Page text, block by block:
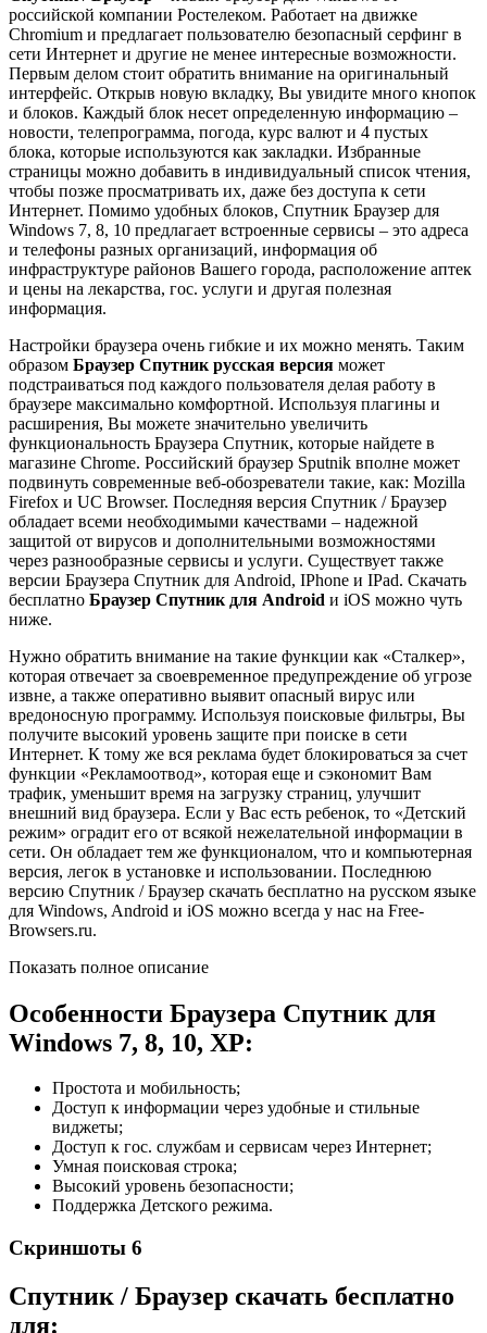
российской компании Ростелеком. Работает на движке
Chromium и предлагает пользователю безопасный серфинг в
сети Интернет и другие не менее интересные возможности.
Первым делом стоит обратить внимание на оригинальный
интерфейс. Открыв новую вкладку, Вы увидите много кнопок
и блоков. Каждый блок несет определенную информацию –
новости, телепрограмма, погода, курс валют и 4 пустых
блока, которые используются как закладки. Избранные
страницы можно добавить в индивидуальный список чтения,
чтобы позже просматривать их, даже без доступа к сети
Интернет. Помимо удобных блоков, Спутник Браузер для
Windows 7, 8, 10 предлагает встроенные сервисы – это адреса
и телефоны разных организаций, информация об
инфраструктуре районов Вашего города, расположение аптек
и цены на лекарства, гос. услуги и другая полезная
информация.
Настройки браузера очень гибкие и их можно менять. Таким
образом Браузер Спутник русская версия может
подстраиваться под каждого пользователя делая работу в
браузере максимально комфортной. Используя плагины и
расширения, Вы можете значительно увеличить
функциональность Браузера Спутник, которые найдете в
магазине Chrome. Российский браузер Sputnik вполне может
подвинуть современные веб-обозреватели такие, как: Mozilla
Firefox и UC Browser. Последняя версия Спутник / Браузер
обладает всеми необходимыми качествами – надежной
защитой от вирусов и дополнительными возможностями
через разнообразные сервисы и услуги. Существует также
версии Браузера Спутник для Android, IPhone и IPad. Скачать
бесплатно Браузер Спутник для Android и iOS можно чуть
ниже.
Нужно обратить внимание на такие функции как «Сталкер»,
которая отвечает за своевременное предупреждение об угрозе
извне, а также оперативно выявит опасный вирус или
вредоносную программу. Используя поисковые фильтры, Вы
получите высокий уровень защите при поиске в сети
Интернет. К тому же вся реклама будет блокироваться за счет
функции «Рекламоотвод», которая еще и сэкономит Вам
трафик, уменьшит время на загрузку страниц, улучшит
внешний вид браузера. Если у Вас есть ребенок, то «Детский
режим» оградит его от всякой нежелательной информации в
сети. Он обладает тем же функционалом, что и компьютерная
версия, легок в установке и использовании. Последнюю
версию Спутник / Браузер скачать бесплатно на русском языке
для Windows, Android и iOS можно всегда у нас на Free-
Browsers.ru.
Показать полное описание
Особенности Браузера Спутник для
Windows 7, 8, 10, XP:
Простота и мобильность;
Доступ к информации через удобные и стильные
виджеты;
Доступ к гос. службам и сервисам через Интернет;
Умная поисковая строка;
Высокий уровень безопасности;
Поддержка Детского режима.
Скриншоты 6
Спутник / Браузер скачать бесплатно
для: